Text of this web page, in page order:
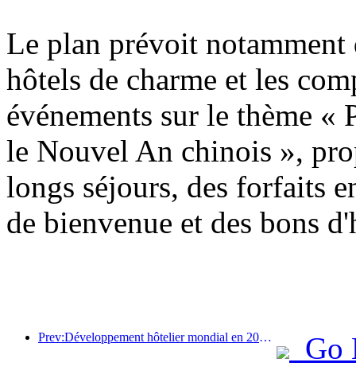
Le plan prévoit notamment
hôtels de charme et les
événements sur le thème
le Nouvel An chinois »,
longs séjours, des forfaits
de bienvenue et des bons
Prev:Développement hôtelier mondial en 2026 : Shanghai se classe première en termes d’ajout de nouvelles chambres
Go